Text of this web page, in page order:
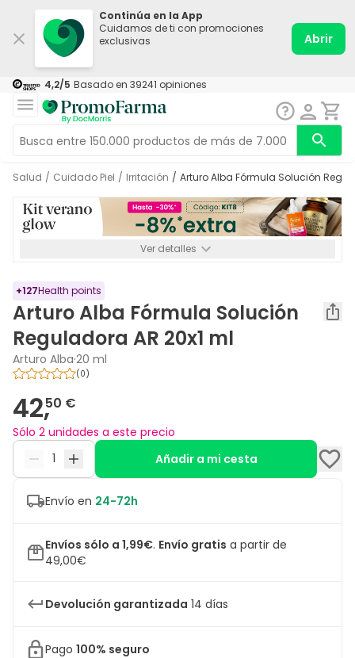
Continúa en la App
Cuidamos de ti con promociones
exclusivas
Abrir
4,2/5 Basado en 39241 opiniones
Salud / Cuidado Piel / Irritación / Arturo Alba Fórmula Solución
Ver detalles
+127Health points
Arturo Alba Fórmula Solución
Reguladora AR 20x1 ml
Arturo Alba·20 ml
(0)
42,50 €
Sólo 2 unidades a este precio
Añadir a mi cesta
Envío en 24-72h
Envíos sólo a 1,99€. Envío gratis a partir de
49,00€
Devolución garantizada 14 días
Pago 100% seguro